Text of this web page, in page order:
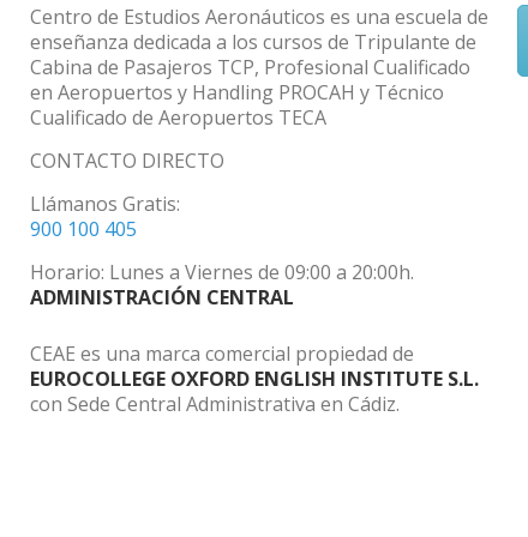
Centro de Estudios Aeronáuticos es una escuela de
enseñanza dedicada a los cursos de Tripulante de
Cabina de Pasajeros TCP, Profesional Cualificado
en Aeropuertos y Handling PROCAH y Técnico
Cualificado de Aeropuertos TECA
CONTACTO DIRECTO
Llámanos Gratis:
900 100 405
Horario: Lunes a Viernes de 09:00 a 20:00h.
ADMINISTRACIÓN CENTRAL
CEAE es una marca comercial propiedad de
EUROCOLLEGE OXFORD ENGLISH INSTITUTE S.L.
con Sede Central Administrativa en Cádiz.